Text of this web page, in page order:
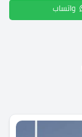
واتساب